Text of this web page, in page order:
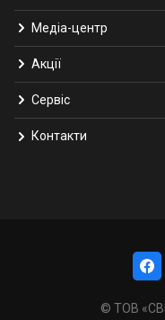
Медіа-центр
Акції
Сервіс
Контакти
© ТОВ